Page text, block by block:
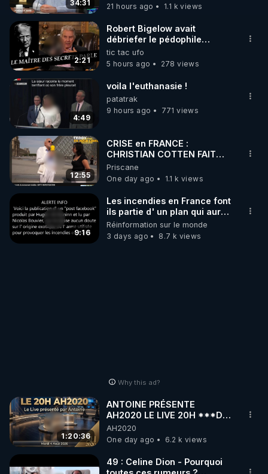
34:31 21 hours ago 1.1 k views
2:21
Robert Bigelow avait
débriefer le pédophile
génocidaire de donald j
trump
tic tac ufo
5 hours ago
278 views
4:49
voila l'euthanasie !
patatrak
9 hours ago
771 views
12:55
CRISE en FRANCE :
CHRISTIAN COTTEN FAIT
une étrange découverte
Priscane
One day ago
1.1 k views
9:16
Les incendies en France font
ils partie d' un plan qui aurait
débuté le 11 septembre 2001
?
Réinformation sur le monde
3 days ago
8.7 k views
Why this ad?
1:20:36
ANTOINE PRÉSENTE
AH2020 LE LIVE 20H ***DU
04/08/2026*** 📷LE
GRAND RÉVEIL EST EN
MARCHE 📷
AH2020
One day ago
6.2 k views
49 : Celine Dion - Pourquoi